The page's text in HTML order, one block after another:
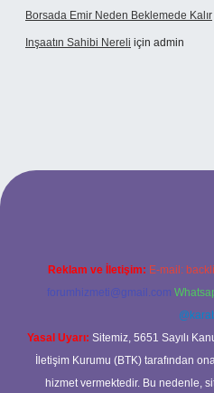
Borsada Emir Neden Beklemede Kalır
Inşaatın Sahibi Nereli için admin
Reklam ve İletişim: E-mail:
forumhizmeti@gmail.com
Yasal Uyarı: Sitemiz, 5651 Sayılı
İletişim Kurumu (BTK) tarafından
hizmet vermektedir. Bu nedenle,